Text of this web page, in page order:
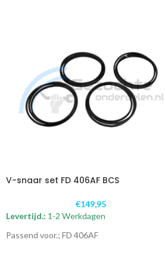
V-snaar set FD 406AF BCS
€149,95
Levertijd.: 1-2 Werkdagen
Passend voor.; FD 406AF